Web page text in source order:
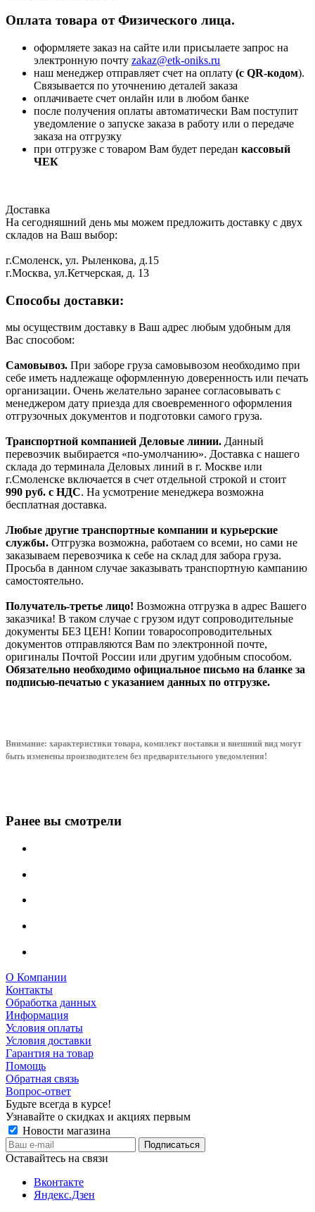
Оплата товара от Физического лица.
оформляете заказ на сайте или присылаете запрос на
электронную почту zakaz@etk-oniks.ru
наш менеджер отправляет счет на оплату (с QR-кодом).
Связывается по уточнению деталей заказа
оплачиваете счет онлайн или в любом банке
после получения оплаты автоматически Вам поступит
уведомление о запуске заказа в работу или о передаче
заказа на отгрузку
при отгрузке с товаром Вам будет передан кассовый
ЧЕК
Доставка
На сегодняшний день мы можем предложить доставку с двух
складов на Ваш выбор:
г.Смоленск, ул. Рыленкова, д.15
г.Москва, ул.Кетчерская, д. 13
Способы доставки:
мы осуществим доставку в Ваш адрес любым удобным для
Вас способом:
Самовывоз. При заборе груза самовывозом необходимо при
себе иметь надлежаще оформленную доверенность или печать
организации. Очень желательно заранее согласовывать с
менеджером дату приезда для своевременного оформления
отгрузочных документов и подготовки самого груза.
Транспортной компанией Деловые линии. Данный
перевозчик выбирается «по-умолчанию». Доставка с нашего
склада до терминала Деловых линий в г. Москве или
г.Смоленске включается в счет отдельной строкой и стоит
990 руб. с НДС. На усмотрение менеджера возможна
бесплатная доставка.
Любые другие транспортные компании и курьерские
службы. Отгрузка возможна, работаем со всеми, но сами не
заказываем перевозчика к себе на склад для забора груза.
Просьба в данном случае заказывать транспортную кампанию
самостоятельно.
Получатель-третье лицо! Возможна отгрузка в адрес Вашего
заказчика! В таком случае с грузом идут сопроводительные
документы БЕЗ ЦЕН! Копии товаросопроводительных
документов отправляются Вам по электронной почте,
оригиналы Почтой России или другим удобным способом.
Обязательно необходимо официальное письмо на бланке за
подписью-печатью с указанием данных по отгрузке.
Внимание: характеристики товара, комплект поставки и внешний вид могут
быть изменены производителем без предварительного уведомления!
Ранее вы смотрели
О Компании
Контакты
Обработка данных
Информация
Условия оплаты
Условия доставки
Гарантия на товар
Помощь
Обратная связь
Вопрос-ответ
Будьте всегда в курсе!
Узнавайте о скидках и акциях первым
Новости магазина
Оставайтесь на связи
Вконтакте
Яндекс.Дзен